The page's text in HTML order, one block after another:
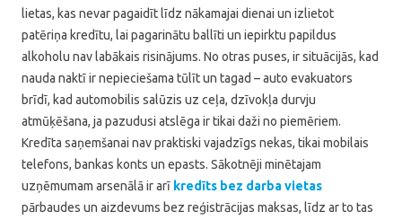
lietas, kas nevar pagaidīt līdz nākamajai dienai un izlietot
patēriņa kredītu, lai pagarinātu ballīti un iepirktu papildus
alkoholu nav labākais risinājums. No otras puses, ir situācijās, kad
nauda naktī ir nepieciešama tūlīt un tagad – auto evakuators
brīdī, kad automobilis salūzis uz ceļa, dzīvokļa durvju
atmūķēšana, ja pazudusi atslēga ir tikai daži no piemēriem.
Kredīta saņemšanai nav praktiski vajadzīgs nekas, tikai mobilais
telefons, bankas konts un epasts. Sākotnēji minētajam
uzņēmumam arsenālā ir arī kredīts bez darba vietas
pārbaudes un aizdevums bez reģistrācijas maksas, līdz ar to tas